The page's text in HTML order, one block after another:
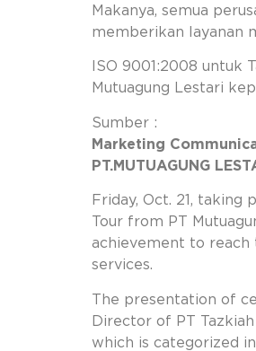
Makanya, semua
memberikan layanan
ISO 9001:2008 untuk
Mutuagung Lestari
Sumber :
Marketing
PT.MUTUAGUNG
Friday, Oct. 21,
Tour from PT
achievement to
services.
The presentation of
Director of PT
which is categorized